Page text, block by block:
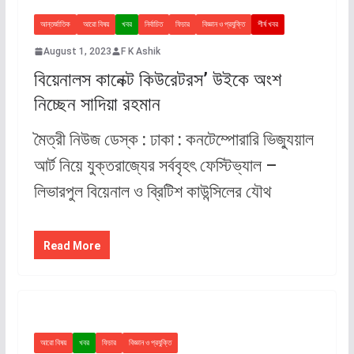
আন্তর্জাতিক আরো বিষয় খবর নির্বাচিত ফিচার বিজ্ঞান ও প্রযুক্তি শীর্ষ খবর
August 1, 2023 F K Ashik
বিয়েনালস কানেক্ট কিউরেটরস’ উইকে অংশ
নিচ্ছেন সাদিয়া রহমান
মৈত্রী নিউজ ডেস্ক : ঢাকা : কনটেম্পোরারি ভিজ্যুয়াল
আর্ট নিয়ে যুক্তরাজ্যের সর্ববৃহৎ ফেস্টিভ্যাল –
লিভারপুল বিয়েনাল ও ব্রিটিশ কাউন্সিলের যৌথ
Read More
আরো বিষয় খবর ফিচার বিজ্ঞান ও প্রযুক্তি